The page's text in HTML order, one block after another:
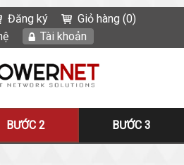
Đăng ký
Giỏ hàng (0)
Tài khoản
BƯỚC 2 BƯỚC 3